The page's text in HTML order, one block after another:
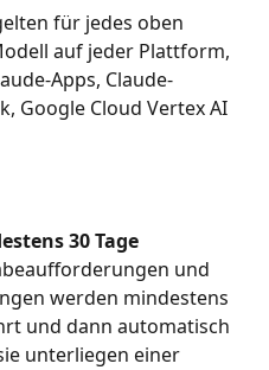
für jedes oben
auf jeder Plattform,
Apps, Claude-
Google Cloud Vertex AI
30 Tage
und
werden mindestens
und dann automatisch
unterliegen einer